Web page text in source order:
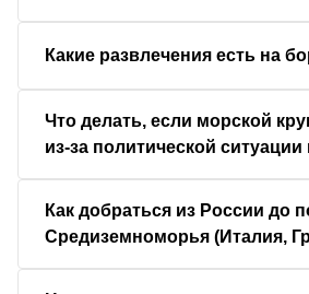
Какие развлечения есть на
Что делать, если морской
из-за политической
Как добраться из России до
Средиземноморья (Италия,